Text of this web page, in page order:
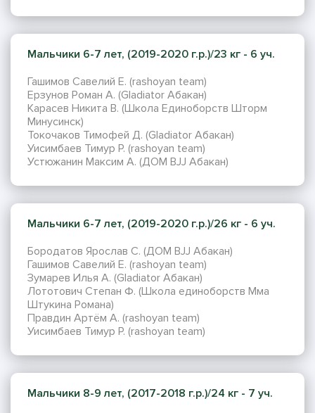
Мальчики 6-7 лет, (2019-2020 г.р.)/23 кг - 6 уч.
Гашимов Савелий Е. (rashoyan team)
Ерзунов Роман А. (Gladiator Абакан)
Карасев Никита В. (Школа Единоборств Шторм
Минусинск)
Токочаков Тимофей Д. (Gladiator Абакан)
Уисимбаев Тимур Р. (rashoyan team)
Устюжанин Максим А. (ДОМ BJJ Абакан)
Мальчики 6-7 лет, (2019-2020 г.р.)/26 кг - 6 уч.
Бородатов Ярослав С. (ДОМ BJJ Абакан)
Гашимов Савелий Е. (rashoyan team)
Зумарев Илья А. (Gladiator Абакан)
Лототович Степан Ф. (Школа единоборств Мма
Штукина Романа)
Правдин Артём А. (rashoyan team)
Уисимбаев Тимур Р. (rashoyan team)
Мальчики 8-9 лет, (2017-2018 г.р.)/24 кг - 7 уч.